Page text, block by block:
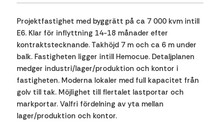
Projektfastighet med byggrätt på ca 7 000 kvm intill
E6. Klar för inflyttning 14-18 månader efter
kontraktstecknande. Takhöjd 7 m och ca 6 m under
balk. Fastigheten ligger intill Hemocue. Detaljplanen
medger industri/lager/produktion och kontor i
fastigheten. Moderna lokaler med full kapacitet från
golv till tak. Möjlighet till flertalet lastportar och
markportar. Valfri fördelning av yta mellan
lager/produktion och kontor.